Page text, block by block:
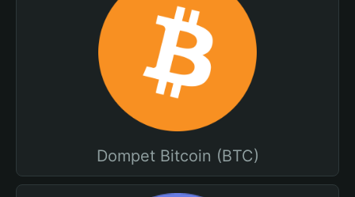
Dompet Bitcoin (BTC)